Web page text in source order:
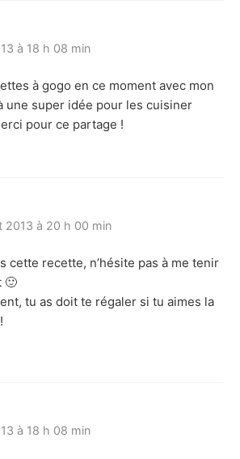
à 18 h 08 min
à gogo en ce moment avec mon
une super idée pour les cuisiner
pour ce partage !
2013 à 20 h 00 min
cette recette, n’hésite pas à me tenir
🙂
tu as doit te régaler si tu aimes la
à 18 h 08 min